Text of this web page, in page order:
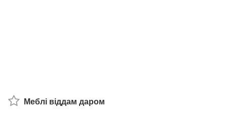
Меблі віддам даром